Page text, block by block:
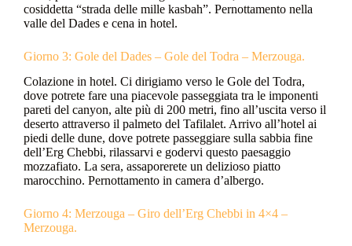
cosiddetta “strada delle mille kasbah”. Pernottamento nella
valle del Dades e cena in hotel.
Giorno 3: Gole del Dades – Gole del Todra – Merzouga.
Colazione in hotel. Ci dirigiamo verso le Gole del Todra,
dove potrete fare una piacevole passeggiata tra le imponenti
pareti del canyon, alte più di 200 metri, fino all’uscita verso il
deserto attraverso il palmeto del Tafilalet. Arrivo all’hotel ai
piedi delle dune, dove potrete passeggiare sulla sabbia fine
dell’Erg Chebbi, rilassarvi e godervi questo paesaggio
mozzafiato. La sera, assaporerete un delizioso piatto
marocchino. Pernottamento in camera d’albergo.
Giorno 4: Merzouga – Giro dell’Erg Chebbi in 4×4 –
Merzouga.